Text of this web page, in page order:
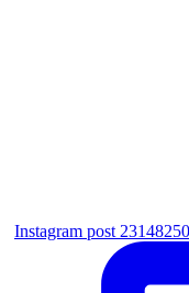
Instagram post